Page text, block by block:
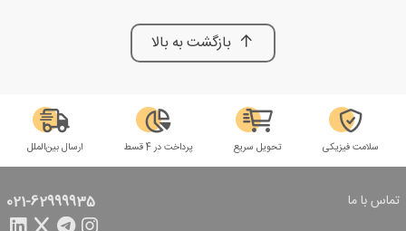
بازگشت به بالا
سلامت فیزیکی تحویل سریع پرداخت در 4 قسط ارسال بین‌الملل
تماس با ما 021-62999935